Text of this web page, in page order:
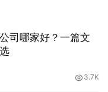
司哪家好？一篇文
3.7K